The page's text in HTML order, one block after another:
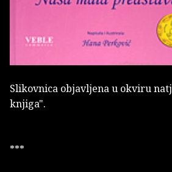
Slikovnica objavljena u okviru
knjiga".
***